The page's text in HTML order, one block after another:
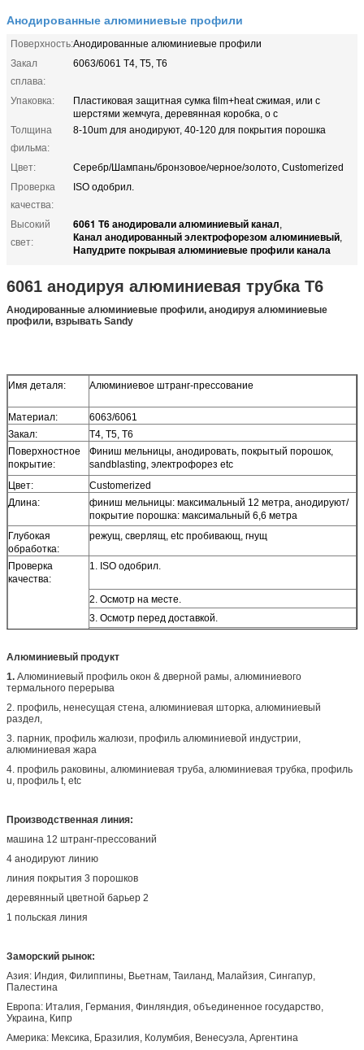
Анодированные алюминиевые профили
Поверхность:Анодированные алюминиевые профили
Закал
сплава:
6063/6061 T4, T5, T6
Упаковка:
Пластиковая защитная сумка film+heat сжимая, или с
шерстями жемчуга, деревянная коробка, о c
Толщина
фильма:
8-10um для анодируют, 40-120 для покрытия порошка
Цвет:
Серебр/Шампань/бронзовое/черное/золото, Customerized
Проверка
качества:
ISO одобрил.
Высокий
свет:
6061 T6 анодировали алюминиевый канал,
Канал анодированный электрофорезом алюминиевый,
Напудрите покрывая алюминиевые профили канала
6061 анодируя алюминиевая трубка T6
Анодированные алюминиевые профили, анодируя алюминиевые
профили, взрывать Sandy
Имя деталя: Алюминиевое штранг-прессование
Материал:
6063/6061
Закал:
T4, T5, T6
Поверхностное
покрытие:
Финиш мельницы, анодировать, покрытый порошок,
sandblasting, электрофорез etc
Цвет:
Customerized
Длина:
финиш мельницы: максимальный 12 метра, анодируют/
покрытие порошка: максимальный 6,6 метра
Глубокая
обработка:
режущ, сверлящ, etc пробивающ, гнущ
Проверка
качества:
1. ISO одобрил.
2. Осмотр на месте.
3. Осмотр перед доставкой.
Алюминиевый продукт
1. Алюминиевый профиль окон & дверной рамы, алюминиевого
термального перерыва
2. профиль, ненесущая стена, алюминиевая шторка, алюминиевый
раздел,
3. парник, профиль жалюзи, профиль алюминиевой индустрии,
алюминиевая жара
4. профиль раковины, алюминиевая труба, алюминиевая трубка, профиль
u, профиль t, etc
Производственная линия:
машина 12 штранг-прессований
4 анодируют линию
линия покрытия 3 порошков
деревянный цветной барьер 2
1 польская линия
Заморский рынок:
Азия: Индия, Филиппины, Вьетнам, Таиланд, Малайзия, Сингапур,
Палестина
Европа: Италия, Германия, Финляндия, объединенное государство,
Украина, Кипр
Америка: Мексика, Бразилия, Колумбия, Венесуэла, Аргентина